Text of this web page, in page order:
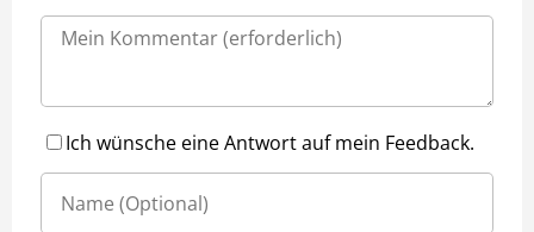
Ich wünsche eine Antwort auf mein Feedback.